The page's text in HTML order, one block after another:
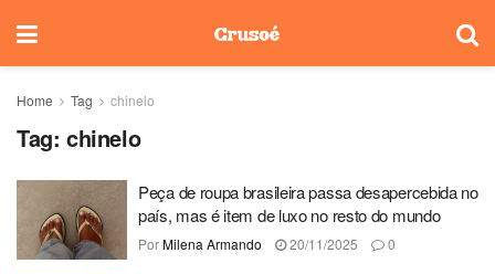
Home Tag chinelo
Tag: chinelo
Peça de roupa brasileira passa desapercebida no
país, mas é item de luxo no resto do mundo
PorMilena Armando 20/11/2025 0